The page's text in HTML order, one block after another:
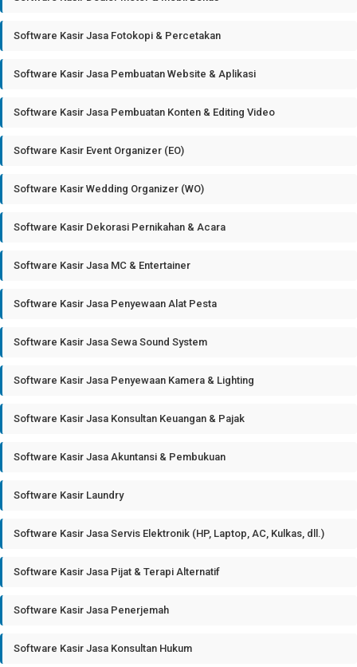
Software Kasir Jasa Fotokopi & Percetakan
Software Kasir Jasa Pembuatan Website & Aplikasi
Software Kasir Jasa Pembuatan Konten & Editing Video
Software Kasir Event Organizer (EO)
Software Kasir Wedding Organizer (WO)
Software Kasir Dekorasi Pernikahan & Acara
Software Kasir Jasa MC & Entertainer
Software Kasir Jasa Penyewaan Alat Pesta
Software Kasir Jasa Sewa Sound System
Software Kasir Jasa Penyewaan Kamera & Lighting
Software Kasir Jasa Konsultan Keuangan & Pajak
Software Kasir Jasa Akuntansi & Pembukuan
Software Kasir Laundry
Software Kasir Jasa Servis Elektronik (HP, Laptop, AC, Kulkas, dll.)
Software Kasir Jasa Pijat & Terapi Alternatif
Software Kasir Jasa Penerjemah
Software Kasir Jasa Konsultan Hukum